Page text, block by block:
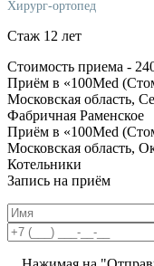
Хирург-ортопед
Стаж 12 лет
Стоимость приема -
Приём в «100Med
Московская область,
Фабричная Раменское
Приём в «100Med
Московская область,
Котельники
Запись на приём